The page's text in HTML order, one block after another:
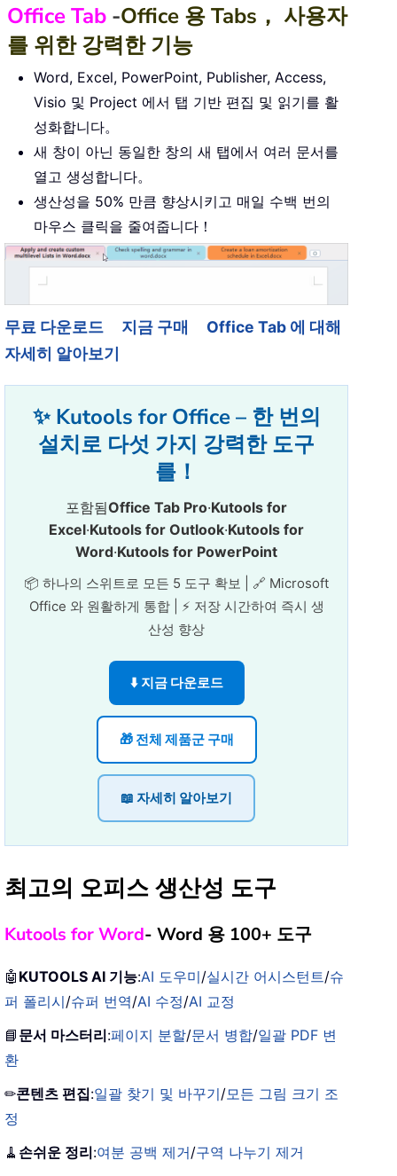
Office Tab -Office 용 Tabs， 사용자
를 위한 강력한 기능
Word, Excel, PowerPoint, Publisher, Access,
Visio 및 Project 에서 탭 기반 편집 및 읽기를 활
성화합니다。
새 창이 아닌 동일한 창의 새 탭에서 여러 문서를
열고 생성합니다。
생산성을 50% 만큼 향상시키고 매일 수백 번의
마우스 클릭을 줄여줍니다！
무료 다운로드 지금 구매
Office Tab 에 대해
자세히 알아보기
✨ Kutools for Office – 한 번의
설치로 다섯 가지 강력한 도구
를！
포함됨Office Tab Pro·Kutools for
Excel·Kutools for Outlook·Kutools for
Word·Kutools for PowerPoint
📦 하나의 스위트로 모든 5 도구 확보 | 🔗 Microsoft
Office 와 원활하게 통합 | ⚡ 저장 시간하여 즉시 생
산성 향상
⬇️ 지금 다운로드
🎁 전체 제품군 구매
📖 자세히 알아보기
최고의 오피스 생산성 도구
Kutools for Word- Word 용 100+ 도구
🤖 KUTOOLS AI 기능:AI 도우미/실시간 어시스턴트/슈
퍼 폴리시/슈퍼 번역/AI 수정/AI 교정
📘 문서 마스터리:페이지 분할/문서 병합/일괄 PDF 변
환
✏콘텐츠 편집:일괄 찾기 및 바꾸기/모든 그림 크기 조
정
🧹 손쉬운 정리:여분 공백 제거/구역 나누기 제거